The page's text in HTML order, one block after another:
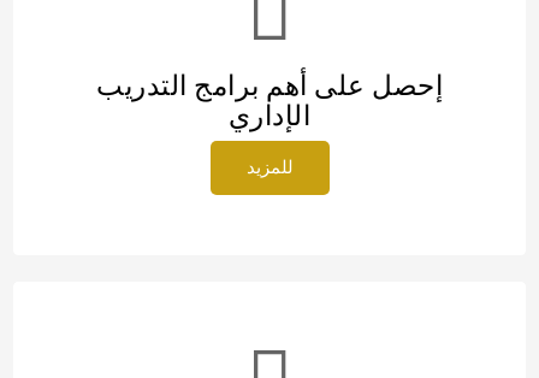
إحصل على أهم برامج التدريب
الإداري
للمزيد